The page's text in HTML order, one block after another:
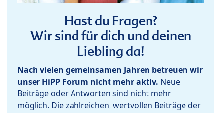
Hast du Fragen?
Wir sind für dich und deinen
Liebling da!
Nach vielen gemeinsamen Jahren betreuen wir
unser HiPP Forum nicht mehr aktiv. Neue
Beiträge oder Antworten sind nicht mehr
möglich. Die zahlreichen, wertvollen Beiträge der